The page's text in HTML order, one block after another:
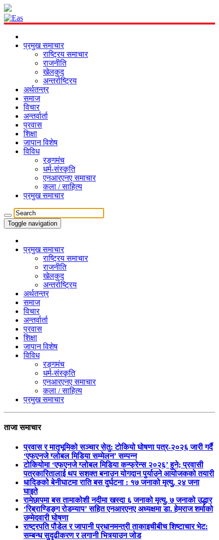
प्रमुख समाचार
राष्ट्रिय समाचार
राजनीति
खेलकुद
अन्तर्राष्ट्रिय
अर्थतन्त्र
समाज
विचार
अन्तर्वार्ता
प्रवास
शिक्षा
जापान विशेष
विविध
रङ्गमंच
धर्म-संस्कृति
एनआरएनए समाचार
कला / साहित्य
प्रमुख समाचार
Toggle navigation
प्रमुख समाचार
राष्ट्रिय समाचार
राजनीति
खेलकुद
अन्तर्राष्ट्रिय
अर्थतन्त्र
समाज
विचार
अन्तर्वार्ता
प्रवास
शिक्षा
जापान विशेष
विविध
रङ्गमंच
धर्म-संस्कृति
एनआरएनए समाचार
कला / साहित्य
प्रमुख समाचार
ताजा समाचार
प्रवास र मातृभूमिको सञ्चार सेतु: टोकियो घोषणा पत्र-२०२६ जारी गर्दै
‘एफएनजे ग्लोबल मिडिया सम्मेलन’ सम्पन्न
टोकियोमा ‘एफएनजे ग्लोबल मिडिया कन्फ्रेन्स २०२६’ हुने; प्रवासी
पत्रकारितालाई थप सशक्त बनाउन योगदान पुर्याउने आयोजकको तयारी
धादिङको बेनीघाटमा राति बस दुर्घटना : १७ जनाको मृत्यु, २४ जना
घाइते
रामेछापमा बस तामाकोशी नदीमा खस्दा ६ जनाको मृत्यु, ७ जनाको उद्धार
‘रिब्राण्डिङ्ग रोडम्याप’ सहित एनआरएनए अध्यक्षमा डा. हेमराज शर्माको
उम्मेदवारी घोषणा
राष्ट्रपति पौडेल र जापानी प्रधानमन्त्री ताकाइचीबीच शिष्टाचार भेट:
सम्बन्ध सुदृढीकरण र लगानी भित्र्याउन जोड